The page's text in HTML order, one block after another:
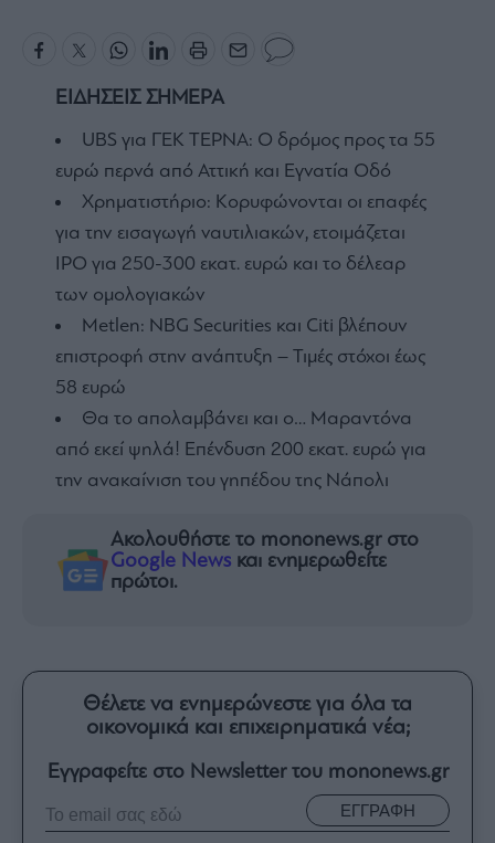
ΕΙΔΗΣΕΙΣ ΣΗΜΕΡΑ
UBS για ΓΕΚ ΤΕΡΝΑ: Ο δρόμος προς τα 55
ευρώ περνά από Αττική και Εγνατία Οδό
Χρηματιστήριο: Κορυφώνονται οι επαφές
για την εισαγωγή ναυτιλιακών, ετοιμάζεται
IPO για 250-300 εκατ. ευρώ και το δέλεαρ
των ομολογιακών
Metlen: NBG Securities και Citi βλέπουν
επιστροφή στην ανάπτυξη – Τιμές στόχοι έως
58 ευρώ
Θα το απολαμβάνει και ο… Μαραντόνα
από εκεί ψηλά! Επένδυση 200 εκατ. ευρώ για
την ανακαίνιση του γηπέδου της Νάπολι
Ακολουθήστε το mononews.gr στο
Google News και ενημερωθείτε
πρώτοι.
Θέλετε να ενημερώνεστε για όλα τα
οικονομικά και επιχειρηματικά νέα;
Εγγραφείτε στο Newsletter του mononews.gr
ΕΓΓΡΑΦΗ